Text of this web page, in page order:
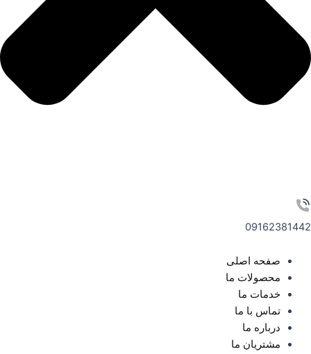
09162381442
صفحه اصلی
محصولات ما
خدمات ما
تماس با ما
درباره ما
مشتریان ما